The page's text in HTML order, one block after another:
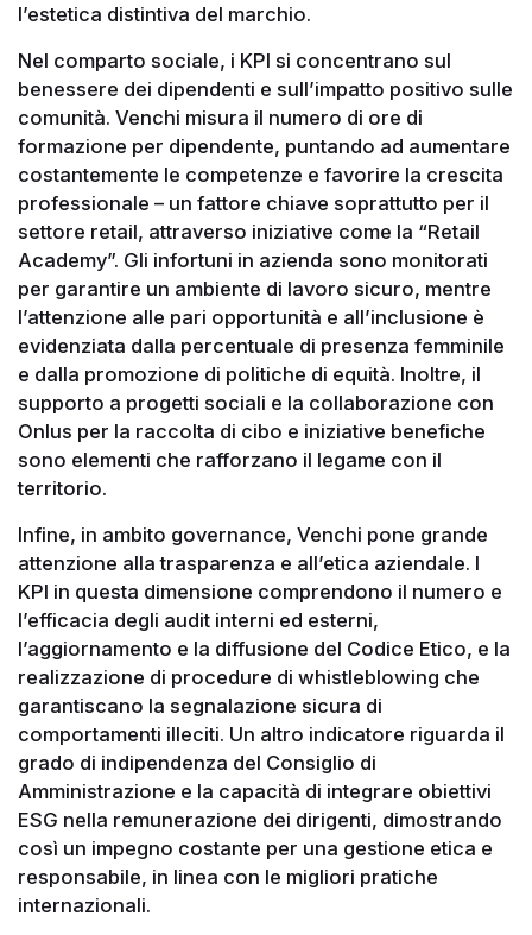
l’estetica distintiva del marchio.
Nel comparto sociale, i KPI si concentrano sul
benessere dei dipendenti e sull’impatto positivo sulle
comunità. Venchi misura il numero di ore di
formazione per dipendente, puntando ad aumentare
costantemente le competenze e favorire la crescita
professionale – un fattore chiave soprattutto per il
settore retail, attraverso iniziative come la “Retail
Academy”. Gli infortuni in azienda sono monitorati
per garantire un ambiente di lavoro sicuro, mentre
l’attenzione alle pari opportunità e all’inclusione è
evidenziata dalla percentuale di presenza femminile
e dalla promozione di politiche di equità. Inoltre, il
supporto a progetti sociali e la collaborazione con
Onlus per la raccolta di cibo e iniziative benefiche
sono elementi che rafforzano il legame con il
territorio.
Infine, in ambito governance, Venchi pone grande
attenzione alla trasparenza e all’etica aziendale. I
KPI in questa dimensione comprendono il numero e
l’efficacia degli audit interni ed esterni,
l’aggiornamento e la diffusione del Codice Etico, e la
realizzazione di procedure di whistleblowing che
garantiscano la segnalazione sicura di
comportamenti illeciti. Un altro indicatore riguarda il
grado di indipendenza del Consiglio di
Amministrazione e la capacità di integrare obiettivi
ESG nella remunerazione dei dirigenti, dimostrando
così un impegno costante per una gestione etica e
responsabile, in linea con le migliori pratiche
internazionali​.